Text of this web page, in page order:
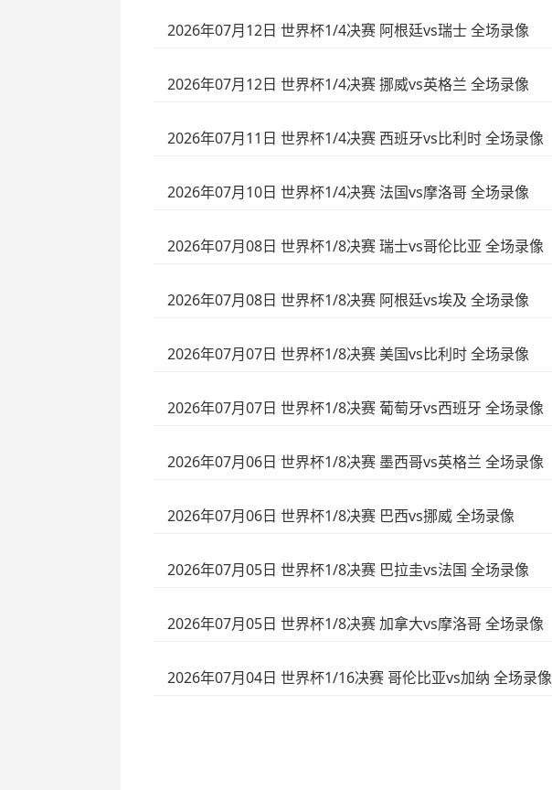
2026年07月12日 世界杯1/4决赛 阿根廷vs瑞士 全场录像
2026年07月12日 世界杯1/4决赛 挪威vs英格兰 全场录像
2026年07月11日 世界杯1/4决赛 西班牙vs比利时 全场录像
2026年07月10日 世界杯1/4决赛 法国vs摩洛哥 全场录像
2026年07月08日 世界杯1/8决赛 瑞士vs哥伦比亚 全场录像
2026年07月08日 世界杯1/8决赛 阿根廷vs埃及 全场录像
2026年07月07日 世界杯1/8决赛 美国vs比利时 全场录像
2026年07月07日 世界杯1/8决赛 葡萄牙vs西班牙 全场录像
2026年07月06日 世界杯1/8决赛 墨西哥vs英格兰 全场录像
2026年07月06日 世界杯1/8决赛 巴西vs挪威 全场录像
2026年07月05日 世界杯1/8决赛 巴拉圭vs法国 全场录像
2026年07月05日 世界杯1/8决赛 加拿大vs摩洛哥 全场录像
2026年07月04日 世界杯1/16决赛 哥伦比亚vs加纳 全场录像